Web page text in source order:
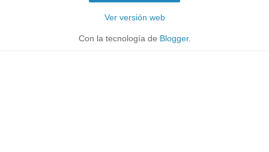
Ver versión web
Con la tecnología de Blogger.